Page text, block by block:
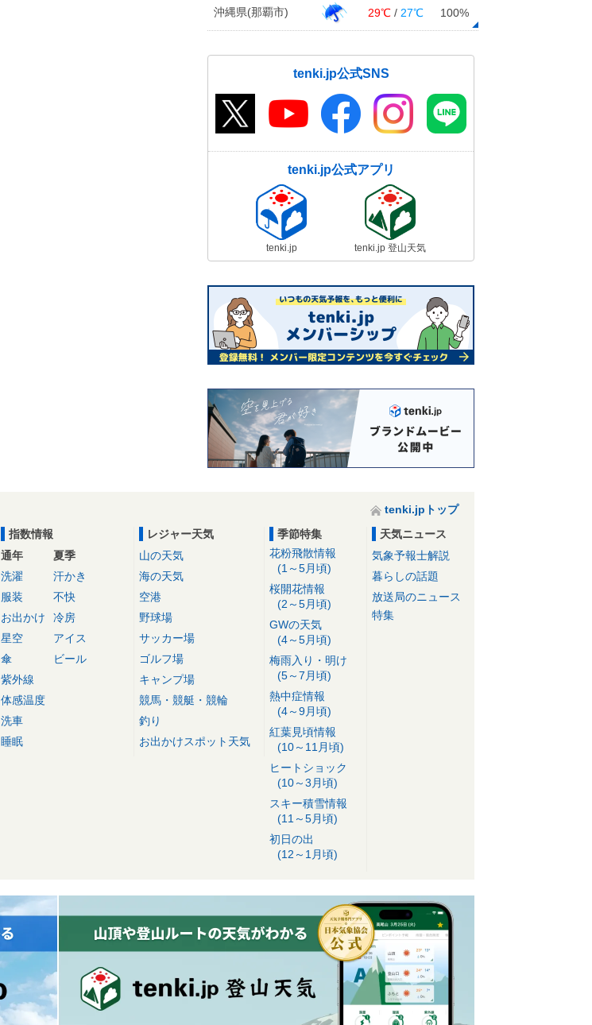
要な場所は?
23日(日・祝) 東北～山陰で警報級
の大雪 西日本は太平洋側も積雪
23日朝 東京都心で氷点下 3年ぶ
りに2月下旬の冬日 日中も寒さ厳し
く
23日07:30
24日にかけ強烈寒波 日本海側は大
雪 近畿など太平洋側も積雪 連休
明けから春到来
23日07:01
スギ花粉 3連休明けから飛散が本格
化 急増の恐れ 各地のピークはい
つから?
23日05:43
沖縄県(那覇市) 29℃ / 27℃ 100%
tenki.jp公式SNS
tenki.jp公式アプリ
tenki.jp tenki.jp 登山天気
tenki.jpトップ
指数情報
通年
洗濯
服装
お出かけ
星空
傘
紫外線
体感温度
洗車
睡眠
夏季
汗かき
不快
冷房
アイス
ビール
レジャー天気
山の天気
海の天気
空港
野球場
サッカー場
ゴルフ場
キャンプ場
競馬・競艇・競輪
釣り
お出かけスポット天気
季節特集
花粉飛散情報
(1～5月頃)
桜開花情報
(2～5月頃)
GWの天気
(4～5月頃)
梅雨入り・明け
(5～7月頃)
熱中症情報
(4～9月頃)
紅葉見頃情報
(10～11月頃)
ヒートショック
(10～3月頃)
スキー積雪情報
(11～5月頃)
初日の出
(12～1月頃)
天気ニュース
気象予報士解説
暮らしの話題
放送局のニュース
特集